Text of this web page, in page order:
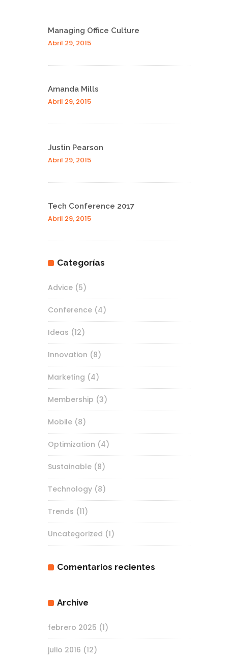
Managing Office Culture
Abril 29, 2015
Amanda Mills
Abril 29, 2015
Justin Pearson
Abril 29, 2015
Tech Conference 2017
Abril 29, 2015
Categorías
Advice (5)
Conference (4)
Ideas (12)
Innovation (8)
Marketing (4)
Membership (3)
Mobile (8)
Optimization (4)
Sustainable (8)
Technology (8)
Trends (11)
Uncategorized (1)
Comentarios recientes
Archive
febrero 2025 (1)
julio 2016 (12)